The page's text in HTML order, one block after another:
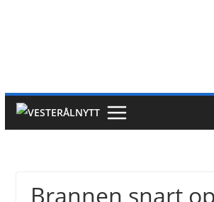
Brannen snart